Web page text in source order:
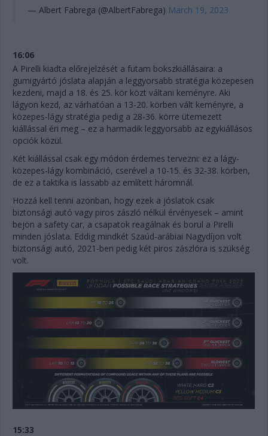
— Albert Fabrega (@AlbertFabrega) March 19, 2023
16:06
A Pirelli kiadta előrejelzését a futam bokszkiállásaira: a
gumigyártó jóslata alapján a leggyorsabb stratégia közepesen
kezdeni, majd a 18. és 25. kör közt váltani keményre. Aki
lágyon kezd, az várhatóan a 13-20. körben vált keményre, a
közepes-lágy stratégia pedig a 28-36. körre ütemezett
kiállással éri meg – ez a harmadik leggyorsabb az egykiállásos
opciók közül.
Két kiállással csak egy módon érdemes tervezni: ez a lágy-
közepes-lágy kombináció, cserével a 10-15. és 32-38. körben,
de ez a taktika is lassabb az említett háromnál.
Hozzá kell tenni azonban, hogy ezek a jóslatok csak
biztonsági autó vagy piros zászló nélkül érvényesek – amint
bejön a safety car, a csapatok reagálnak és borul a Pirelli
minden jóslata. Eddig mindkét Szaúd-arábiai Nagydíjon volt
biztonsági autó, 2021-ben pedig két piros zászlóra is szükség
volt.
15:33